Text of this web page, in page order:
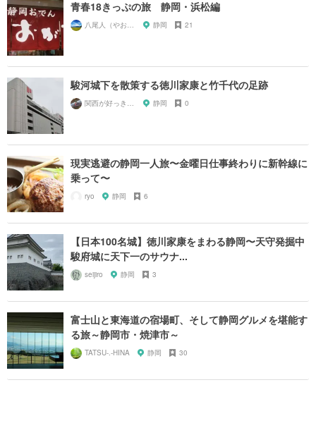
青春18きっぷの旅 静岡・浜松編
八尾人（やおんちゅ） 静岡 21
駿河城下を散策する徳川家康と竹千代の足跡
関西が好っきゃねん 静岡 0
現実逃避の静岡一人旅〜金曜日仕事終わりに新幹線に
乗って〜
ryo 静岡 6
【日本100名城】徳川家康をまわる静岡〜天守発掘中
駿府城に天下一のサウナ...
seijiro 静岡 3
富士山と東海道の宿場町、そして静岡グルメを堪能す
る旅～静岡市・焼津市～
TATSU-.-HINA 静岡 30